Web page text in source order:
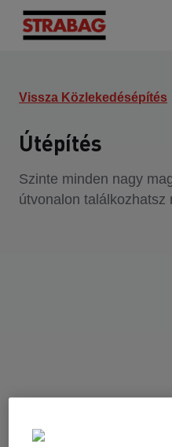
Vissza Közlekedésépítés
Útépítés
Szinte minden nagy
útvonalon találkozhatsz